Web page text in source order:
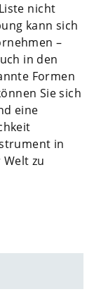
nicht
kann sich
–
in den
Formen
Sie sich
eine
in
zu